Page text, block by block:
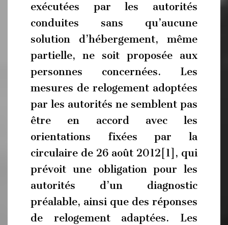
exécutées par les autorités
conduites sans qu’aucune
solution d’hébergement, même
partielle, ne soit proposée aux
personnes concernées. Les
mesures de relogement adoptées
par les autorités ne semblent pas
être en accord avec les
orientations fixées par la
circulaire de 26 août 2012[1], qui
prévoit une obligation pour les
autorités d’un diagnostic
préalable, ainsi que des réponses
de relogement adaptées. Les